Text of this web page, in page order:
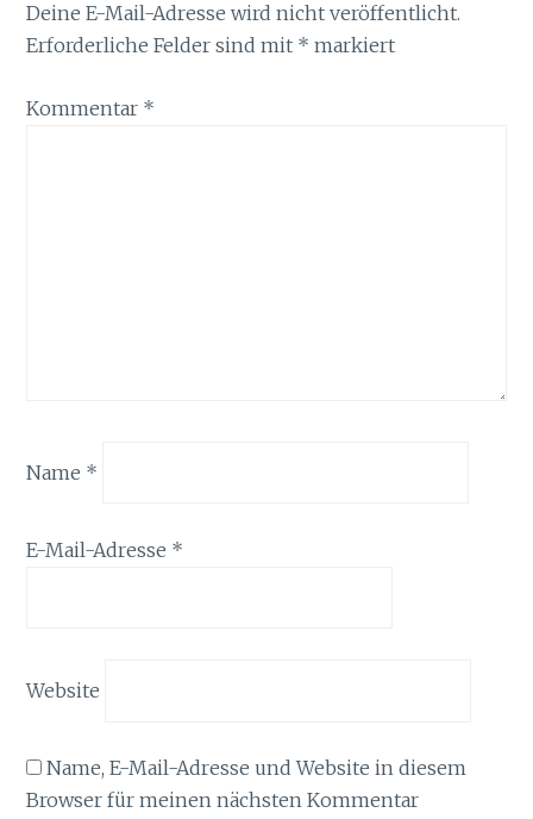
Deine E-Mail-Adresse wird nicht veröffentlicht.
Erforderliche Felder sind mit * markiert
Kommentar *
Name *
E-Mail-Adresse *
Website
Name, E-Mail-Adresse und Website in diesem
Browser für meinen nächsten Kommentar